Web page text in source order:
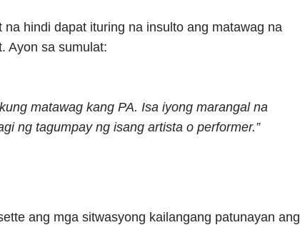
na hindi dapat ituring na insulto ang matawag na
Ayon sa sumulat:
matawag kang PA. Isa iyong marangal na
ng tagumpay ng isang artista o performer.”
ang mga sitwasyong kailangang patunayan ang